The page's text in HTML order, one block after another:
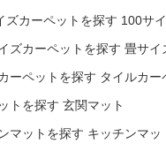
100サ
畳サイ
タイルカー
玄関マット
キッチンマッ